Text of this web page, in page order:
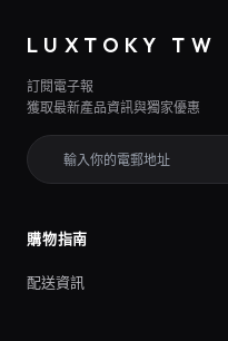
LUXTOKY TW
訂閱電子報
獲取最新產品資訊與獨家優惠
購物指南
配送資訊